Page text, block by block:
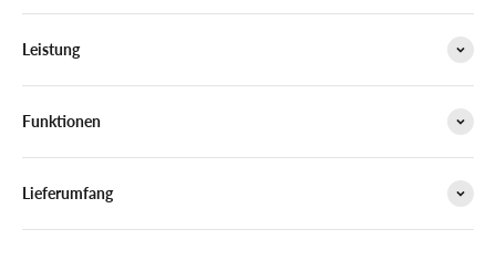
Leistung
Funktionen
Lieferumfang